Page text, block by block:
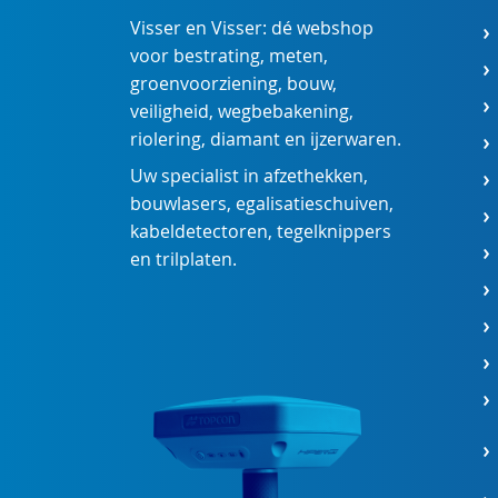
Visser en Visser: dé webshop
voor bestrating, meten,
groenvoorziening, bouw,
veiligheid, wegbebakening,
riolering, diamant en ijzerwaren.
Uw specialist in afzethekken,
bouwlasers, egalisatieschuiven,
kabeldetectoren, tegelknippers
en trilplaten.